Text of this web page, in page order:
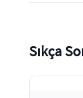
Sıkça